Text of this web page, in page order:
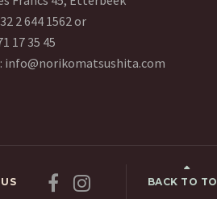
2 644 1562or
17 35 45
info@norikomatsushita.com
BACK TO
US